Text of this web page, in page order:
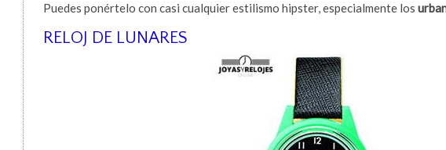
Puedes ponértelo con casi cualquier estilismo hipster, especialmente los
RELOJ DE LUNARES